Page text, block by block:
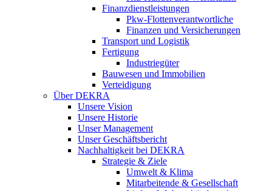
Finanzdienstleistungen
Pkw‑Flottenverantwortliche
Finanzen und Versicherungen
Transport und Logistik
Fertigung
Industriegüter
Bauwesen und Immobilien
Verteidigung
Über DEKRA
Unsere Vision
Unsere Historie
Unser Management
Unser Geschäftsbericht
Nachhaltigkeit bei DEKRA
Strategie & Ziele
Umwelt & Klima
Mitarbeitende & Gesellschaft